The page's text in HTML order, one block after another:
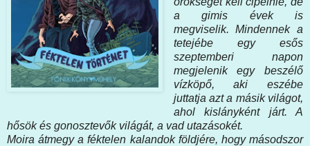
a gimis évek is
megviselik. Mindennek a
tetejébe egy esős
szeptemberi napon
megjelenik egy beszélő
vízköpő, aki eszébe
juttatja azt a másik világot,
ahol kislányként járt. A
hősök és gonosztevők világát, a vad utazásokét.
Moira átmegy a féktelen kalandok földjére, hogy másodszor